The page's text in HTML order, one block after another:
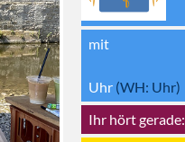
mit
Uhr (WH: Uhr)
Ihr hört gerade: